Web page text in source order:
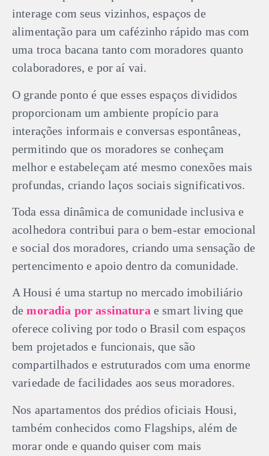
interage com seus vizinhos, espaços de
alimentação para um cafézinho rápido mas com
uma troca bacana tanto com moradores quanto
colaboradores, e por aí vai.
O grande ponto é que esses espaços divididos
proporcionam um ambiente propício para
interações informais e conversas espontâneas,
permitindo que os moradores se conheçam
melhor e estabeleçam até mesmo conexões mais
profundas, criando laços sociais significativos.
Toda essa dinâmica de comunidade inclusiva e
acolhedora contribui para o bem-estar emocional
e social dos moradores, criando uma sensação de
pertencimento e apoio dentro da comunidade.
A Housi é uma startup no mercado imobiliário
demoradia por assinatura e smart living que
oferece coliving por todo o Brasil com espaços
bem projetados e funcionais, que são
compartilhados e estruturados com uma enorme
variedade de facilidades aos seus moradores.
Nos apartamentos dos prédios oficiais Housi,
também conhecidos como Flagships, além de
morar onde e quando quiser com mais